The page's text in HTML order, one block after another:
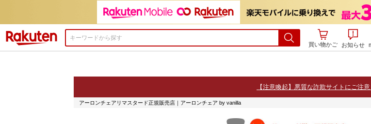
買い物かご
お知らせ
【注意喚起】悪質な詐欺サイトにご注
アーロンチェアリマスタード正規販売店｜アーロンチェア by vanilla